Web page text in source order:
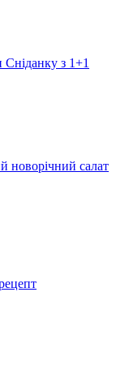
з 1+1
новорічний салат